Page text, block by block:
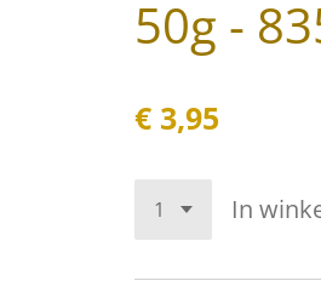
50g -
€ 3,95
In